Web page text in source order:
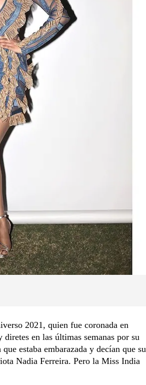
2021, quien fue coronada en
en las últimas semanas por su
estaba embarazada y decían que su
Nadia Ferreira. Pero la Miss India